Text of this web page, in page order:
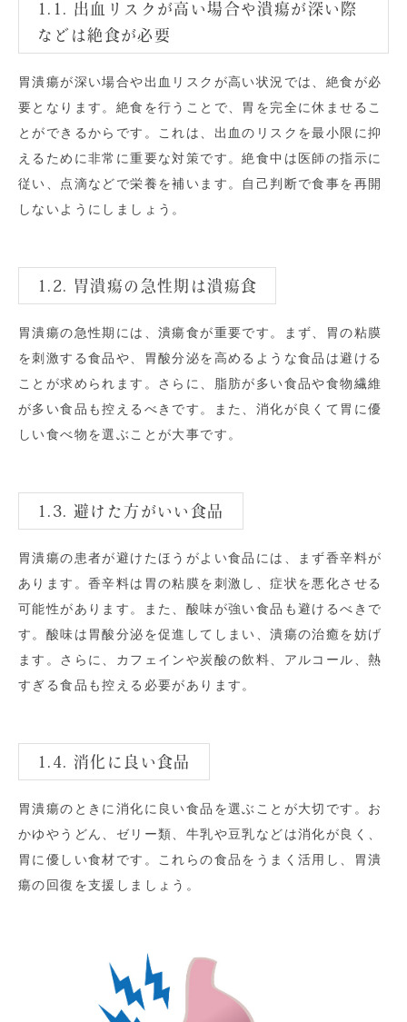
1.1. 出血リスクが高い場合や潰瘍が深い際
などは絶食が必要
胃潰瘍が深い場合や出血リスクが高い状況では、絶食が必
要となります。絶食を行うことで、胃を完全に休ませるこ
とができるからです。これは、出血のリスクを最小限に抑
えるために非常に重要な対策です。絶食中は医師の指示に
従い、点滴などで栄養を補います。自己判断で食事を再開
しないようにしましょう。
1.2. 胃潰瘍の急性期は潰瘍食
胃潰瘍の急性期には、潰瘍食が重要です。まず、胃の粘膜
を刺激する食品や、胃酸分泌を高めるような食品は避ける
ことが求められます。さらに、脂肪が多い食品や食物繊維
が多い食品も控えるべきです。また、消化が良くて胃に優
しい食べ物を選ぶことが大事です。
1.3. 避けた方がいい食品
胃潰瘍の患者が避けたほうがよい食品には、まず香辛料が
あります。香辛料は胃の粘膜を刺激し、症状を悪化させる
可能性があります。また、酸味が強い食品も避けるべきで
す。酸味は胃酸分泌を促進してしまい、潰瘍の治癒を妨げ
ます。さらに、カフェインや炭酸の飲料、アルコール、熱
すぎる食品も控える必要があります。
1.4. 消化に良い食品
胃潰瘍のときに消化に良い食品を選ぶことが大切です。お
かゆやうどん、ゼリー類、牛乳や豆乳などは消化が良く、
胃に優しい食材です。これらの食品をうまく活用し、胃潰
瘍の回復を支援しましょう。